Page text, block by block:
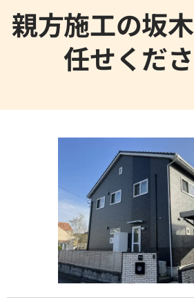
親方施工の坂
任せくだ